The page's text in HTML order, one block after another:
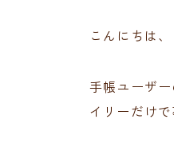
こんにちは
手帳ユーザ
イリーだけ